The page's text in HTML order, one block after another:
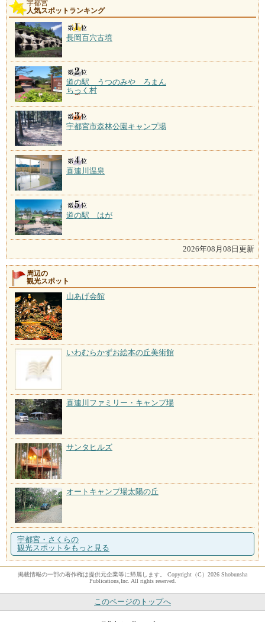
宇都宮
人気スポットランキング
長岡百穴古墳
道の駅 うつのみや ろまん
ちっく村
宇都宮市森林公園キャンプ場
喜連川温泉
道の駅 はが
2026年08月08日更新
周辺の
観光スポット
山あげ会館
いわむらかずお絵本の丘美術館
喜連川ファミリー・キャンプ場
サンタヒルズ
オートキャンプ場太陽の丘
宇都宮・さくらの
観光スポットをもっと見る
掲載情報の一部の著作権は提供元企業等に帰属します。 Copyright（C）2026 Shobunsha
Publications,Inc. All rights reserved.
このページのトップへ